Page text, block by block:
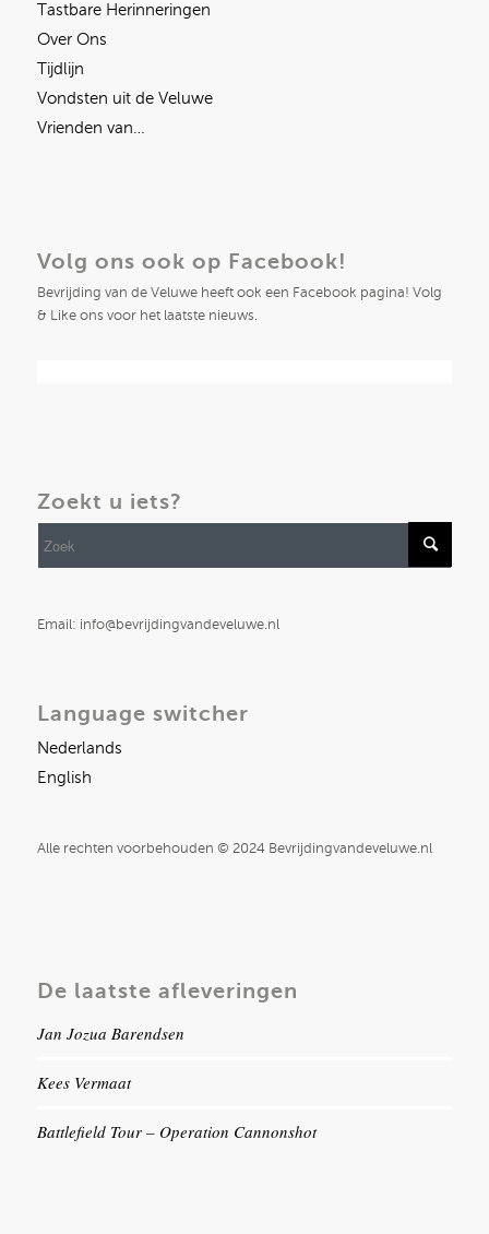
Tastbare Herinneringen
Over Ons
Tijdlijn
Vondsten uit de Veluwe
Vrienden van…
Volg ons ook op Facebook!
Bevrijding van de Veluwe heeft ook een Facebook pagina! Volg
& Like ons voor het laatste nieuws.
Zoekt u iets?
Email: info@bevrijdingvandeveluwe.nl
Language switcher
Nederlands
English
Alle rechten voorbehouden © 2024 Bevrijdingvandeveluwe.nl
De laatste afleveringen
Jan Jozua Barendsen
Kees Vermaat
Battlefield Tour – Operation Cannonshot